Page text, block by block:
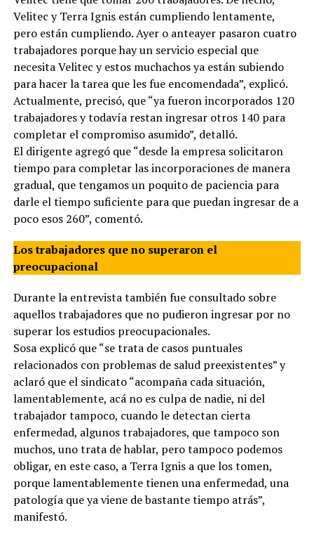
Velitec y Terra Ignis están cumpliendo lentamente,
pero están cumpliendo. Ayer o anteayer pasaron cuatro
trabajadores porque hay un servicio especial que
necesita Velitec y estos muchachos ya están subiendo
para hacer la tarea que les fue encomendada”, explicó.
Actualmente, precisó, que “ya fueron incorporados 120
trabajadores y todavía restan ingresar otros 140 para
completar el compromiso asumido”, detalló.
El dirigente agregó que “desde la empresa solicitaron
tiempo para completar las incorporaciones de manera
gradual, que tengamos un poquito de paciencia para
darle el tiempo suficiente para que puedan ingresar de a
poco esos 260”, comentó.
Los trabajadores que no superaron el
preocupacional
Durante la entrevista también fue consultado sobre
aquellos trabajadores que no pudieron ingresar por no
superar los estudios preocupacionales.
Sosa explicó que “se trata de casos puntuales
relacionados con problemas de salud preexistentes” y
aclaró que el sindicato “acompaña cada situación,
lamentablemente, acá no es culpa de nadie, ni del
trabajador tampoco, cuando le detectan cierta
enfermedad, algunos trabajadores, que tampoco son
muchos, uno trata de hablar, pero tampoco podemos
obligar, en este caso, a Terra Ignis a que los tomen,
porque lamentablemente tienen una enfermedad, una
patología que ya viene de bastante tiempo atrás”,
manifestó.